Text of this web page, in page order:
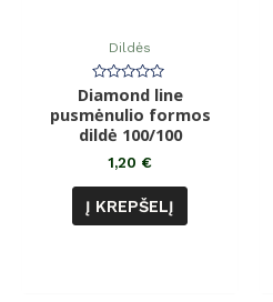
Dildės
Įvertinimas:
0
iš
5
Diamond line
pusmėnulio formos
dildė 100/100
1,20 €
Į KREPŠELĮ